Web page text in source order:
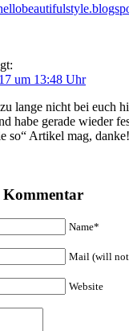
um 13:48 Uhr
lange nicht bei euch
habe gerade wieder
so“ Artikel mag, danke!
Kommentar
Name*
Mail (will
Website